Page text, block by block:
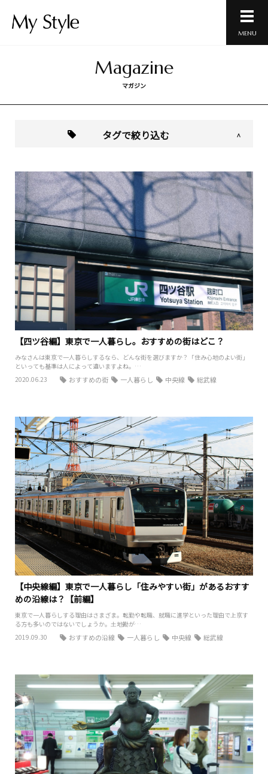
MENU
Magazine
マガジン
タグで絞り込む
【四ツ谷編】東京で一人暮らし。おすすめの街はどこ？
みなさんは東京で一人暮らしするなら、どんな街を選びますか？「住み心地のよい街」
といっても基準は人によって違いますよね。…
2020.06.23
おすすめの街 一人暮らし 中央線 総武線
【中央線編】東京で一人暮らし「住みやすい街」があるおすす
めの沿線は？【前編】
東京で一人暮らしする理由はさまざま。転勤や転職、就職に進学といった理由で上京す
る方も多いのではないでしょうか。土地勘が…
2019.09.30
おすすめの沿線 一人暮らし 中央線 総武線